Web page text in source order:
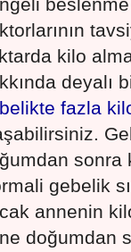
kilo
deyalı
fazla
sonra
gebelik
annenin
doğumdan